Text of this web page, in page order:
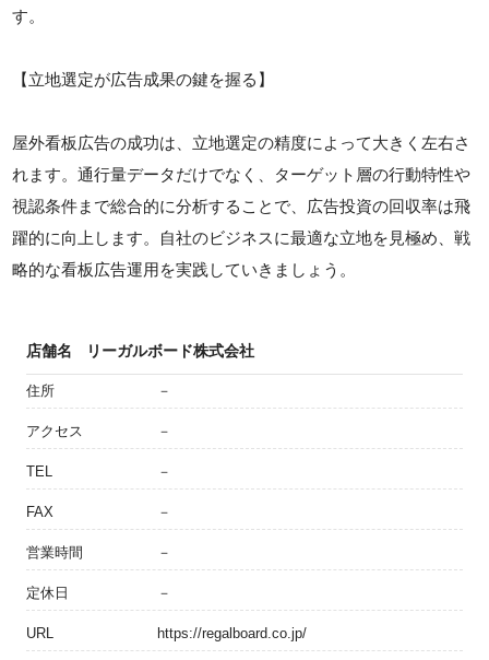
す。
【立地選定が広告成果の鍵を握る】
屋外看板広告の成功は、立地選定の精度によって大きく左右さ
れます。通行量データだけでなく、ターゲット層の行動特性や
視認条件まで総合的に分析することで、広告投資の回収率は飛
躍的に向上します。自社のビジネスに最適な立地を見極め、戦
略的な看板広告運用を実践していきましょう。
店舗名 リーガルボード株式会社
住所 －
アクセス －
TEL －
FAX －
営業時間 －
定休日 －
URL https://regalboard.co.jp/